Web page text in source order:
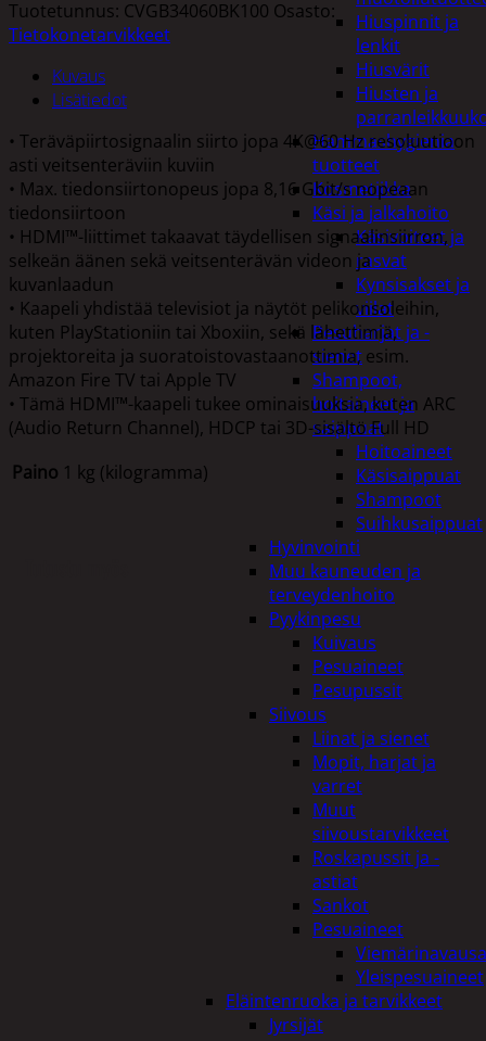
Hiuspinnit ja
lenkit
Hiusvärit
Hiusten ja
Hammashygienia
tuotteet
Kosmetiikka
Käsi ja jalkahoito
Käsivoiteet ja
rasvat
Kynsisakset ja
viilat
Pesuharjat ja -
sienet
Shampoot,
hoitaineet ja
saippuat
Hoitoaineet
Käsisaippuat
Shampoot
Suihkusaippuat
Hyvinvointi
Muu kauneuden ja
terveydenhoito
Pyykinpesu
Kuivaus
Pesuaineet
Pesupussit
Siivous
Liinat ja sienet
Mopit, harjat ja
varret
Muut
siivoustarvikkeet
Roskapussit ja -
astiat
Sankot
Pesuaineet
Yleispesuaineet
Eläintenruoka ja tarvikkeet
Jyrsijät
Tuotetunnus: CVGB34060BK100 Osasto:
Tietokonetarvikkeet
Kuvaus
Lisätiedot
• Teräväpiirtosignaalin siirto jopa 4K@60 Hz resoluutioon
asti veitsenteräviin kuviin
• Max. tiedonsiirtonopeus jopa 8,16 Gbit/s nopeaan
tiedonsiirtoon
• HDMI™-liittimet takaavat täydellisen signaalinsiirron,
selkeän äänen sekä veitsenterävän videon ja
kuvanlaadun
• Kaapeli yhdistää televisiot ja näytöt pelikonsoleihin,
kuten PlayStationiin tai Xboxiin, sekä lähettimiä,
projektoreita ja suoratoistovastaanottimia, esim.
Amazon Fire TV tai Apple TV
• Tämä HDMI™-kaapeli tukee ominaisuuksia, kuten ARC
(Audio Return Channel), HDCP tai 3D-sisältö Full HD
Paino 1 kg (kilogramma)